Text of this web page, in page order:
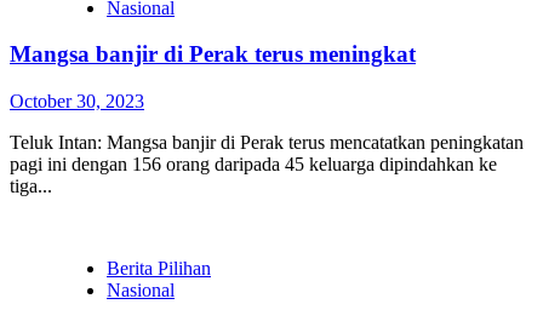
Nasional
Mangsa banjir di Perak terus meningkat
October 30, 2023
Teluk Intan: Mangsa banjir di Perak terus mencatatkan peningkatan
pagi ini dengan 156 orang daripada 45 keluarga dipindahkan ke
tiga...
Berita Pilihan
Nasional